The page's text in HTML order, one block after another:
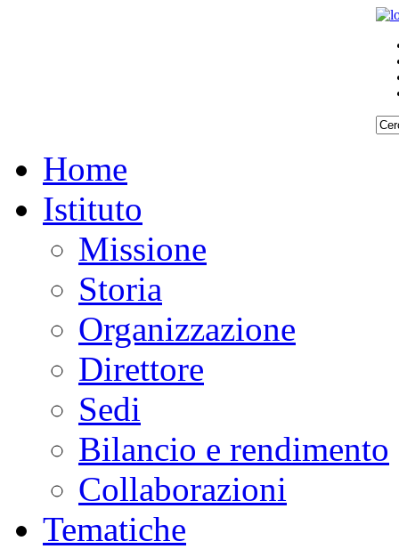
Home
Istituto
Missione
Storia
Organizzazione
Direttore
Sedi
Bilancio e rendimento
Collaborazioni
Tematiche